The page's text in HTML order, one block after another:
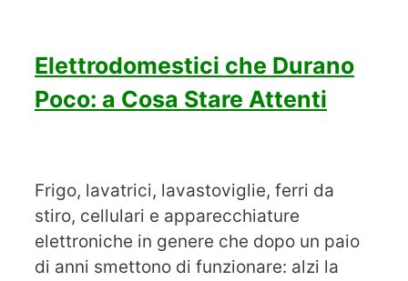
Elettrodomestici che Durano
Poco: a Cosa Stare Attenti
Frigo, lavatrici, lavastoviglie, ferri da
stiro, cellulari e apparecchiature
elettroniche in genere che dopo un paio
di anni smettono di funzionare: alzi la